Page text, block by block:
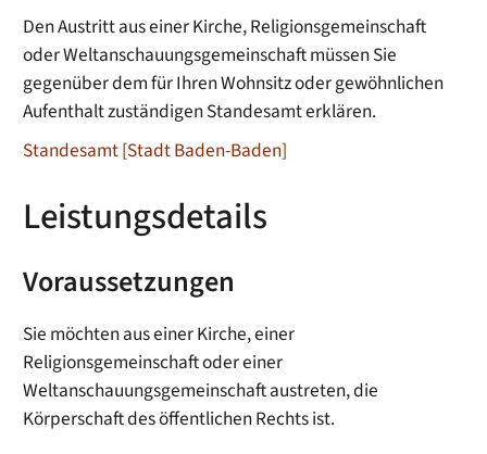
Den Austritt aus einer Kirche, Religionsgemeinschaft
oder Weltanschauungsgemeinschaft müssen Sie
gegenüber dem für Ihren Wohnsitz oder gewöhnlichen
Aufenthalt zuständigen Standesamt erklären.
Standesamt [Stadt Baden-Baden]
Leistungsdetails
Voraussetzungen
Sie möchten aus einer Kirche, einer
Religionsgemeinschaft oder einer
Weltanschauungsgemeinschaft austreten, die
Körperschaft des öffentlichen Rechts ist.